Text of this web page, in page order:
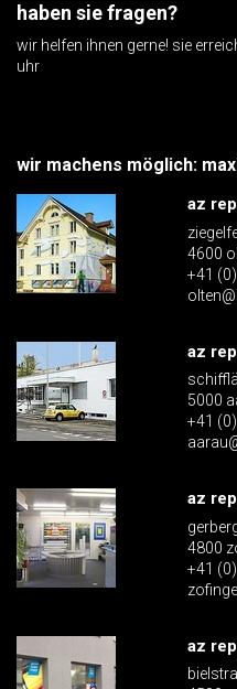
haben sie fragen?
wir helfen ihnen gerne! sie
uhr
wir machens möglich:
az
4600
+41
az
5000
+41
az
4800
+41
az